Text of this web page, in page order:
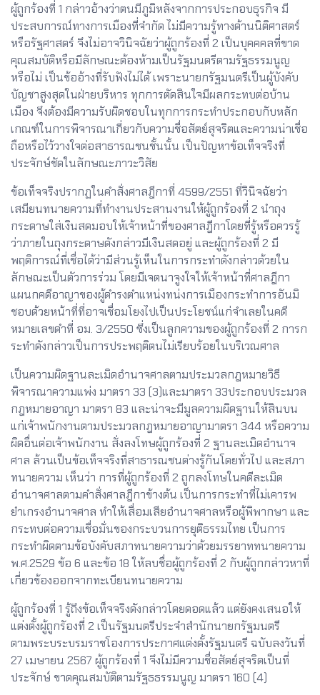
ผู้ถูกร้องที่ 1 กล่าวอ้างว่าตนมีภูมิหลังจากการประกอบธุรกิจ มี
ประสบการณ์ทางการเมืองที่จำกัด ไม่มีความรู้ทางด้านนิติศาสตร์
หรือรัฐศาสตร์ จึงไม่อาจวินิจฉัยว่าผู้ถูกร้องที่ 2 เป็นบุคคคลที่ขาด
คุณสมบัติหรือมีลักษณะต้องห้ามเป็นรัฐมนตรีตามรัฐธรรมนูญ
หรือไม่ เป็นข้ออ้างที่รับฟังไม่ได้ เพราะนายกรัฐมนตรีเป็นผู้บังคับ
บัญชาสูงสุดในฝ่ายบริหาร ทุกการตัดสินใจมีผลกระทบต่อบ้าน
เมือง จึงต้องมีความรับผิดชอบในทุกการกระทำประกอบกับหลัก
เกณฑ์ในการพิจารณาเกี่ยวกับความชื่อสัตย์สุจริตและความน่าเชื่อ
ถือหรือไว้วางใจต่อสาธารณชนชั้นนั้น เป็นปัญหาข้อเท็จจริงที่
ประจักษ์ชัดในลักษณะภาวะวิสัย
ข้อเท็จจริงปรากฏในคำสั่งศาลฎีกาที่ 4599/2551 ที่วินิจฉัยว่า
เสมียนทนายความที่ทำงานประสานงานให้ผู้ถูกร้องที่ 2 นำถุง
กระดาษใส่เงินสดมอบให้เจ้าหน้าที่ของศาลฎีกาโดยที่รู้หรือควรรู้
ว่าภายในถุงกระดาษดังกล่าวมีเงินสดอยู่ และผู้ถูกร้องที่ 2 มี
พฤติการณ์ที่เชื่อได้ว่ามีส่วนรู้เห็นในการกระทำดังกล่าวด้วยใน
ลักษณะเป็นตัวการร่วม โดยมีเจตนาจูงใจให้เจ้าหน้าที่ศาลฎีกา
แผนกคดีอาญาของผู้ดำรงตำแหน่งทน่งการเมืองกระทำการอันมิ
ชอบด้วยหน้าที่ที่อาจเชื่อมโยงไปเป็นประโยชน์แก่จำเลยในคดี
หมายเลขดำที่ อม. 3/2550 ซึ่งเป็นลูกความของผู้ถูกร้องที่ 2 การก
ระทำดังกล่าวเป็นการประพฤติตนไม่เรียบร้อยในบริเวณศาล
เป็นความผิดฐานละเมิดอำนาจศาลตามประมวลกฎหมายวิธี
พิจารณาความแพ่ง มาตรา 33 (3)และมาตรา 33ประกอบประมวล
กฎหมายอาญา มาตรา 83 และน่าจะมีมูลความผิดฐานให้สินบน
แก่เจ้าพนักงานตามประมวลกฎหมายอาญามาตรา 344 หรือความ
ผิดอื่นต่อเจ้าพนักงาน สั่งลงโทษผู้ถูกร้องที่ 2 ฐานละเมิดอำนาจ
ศาล ล้วนเป็นข้อเท็จจริงที่สาธารณชนต่างรู้กันโดยทั่วไป และสภา
ทนายความ เห็นว่า การที่ผู้ถูกร้องที่ 2 ถูกลงโทษในคดีละเมิด
อำนาจศาลตามคำสั่งศาลฎีกาข้างต้น เป็นการกระทำที่ไม่เคารพ
ยำเกรงอำนาจศาล ทำให้เสื่อมเสียอำนาจศาลหรือผู้พิพากษา และ
กระทบต่อความเชื่อมั่นของกระบวนการยุติธรรมไทย เป็นการ
กระทำผิดตามข้อบังคับสภาทนายความว่าด้วยมรรยาททนายความ
พ.ศ.2529 ข้อ 6 และข้อ 18 ให้ลบชื่อผู้ถูกร้องที่ 2 กับผู้ถูกกล่าวหาที่
เกี่ยวข้องออกจากทะเบียนทนายความ
ผู้ถูกร้องที่ 1 รู้ถึงข้อเท็จจริงดังกล่าวโดยดอดแล้ว แต่ยังคงเสนอให้
แต่งตั้งผู้ถูกรัองที่ 2 เป็นรัฐมนตรีประจำสำนักนายกรัฐมนตรี
ตามพระบระบรมราชโองการประกาศแต่งตั้งรัฐมนตรี ฉบับลงวันที่
27 เมษายน 2567 ผู้ถูกร้องที่ 1 จึงไม่มีความชื่อสัตย์สุจริตเป็นที่
ประจักษ์ ขาดคุณสมบัติตามรัฐธธรรมนูญ มาตรา 160 (4)